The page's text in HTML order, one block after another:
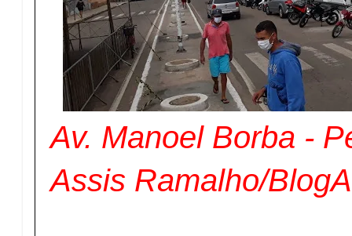
Av. Manoel Borba -
Assis Ramalho/